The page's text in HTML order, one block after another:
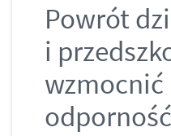
Powrót
i
wzmocnić